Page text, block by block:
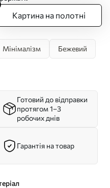
Картина на полотні
Мінімалізм Бежевий
Готовий до відправки
протягом 1–3
робочих днів
Гарантія на товар